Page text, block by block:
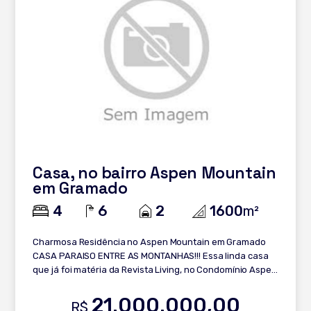
vizinhos; - Lounge externo com saúna úmida; - Piso
aquecido em todo espaço interno; - Sistema de
automação e elevador central; - Sistema de aspiração
central; - 2 vagas de garagem. Entre em contato com a
nossa especialista e saiba mais!
Casa, no bairro Aspen Mountain
em Gramado
4 6 2 1600m²
Charmosa Residência no Aspen Mountain em Gramado
CASA PARAISO ENTRE AS MONTANHAS!!! Essa linda casa
que já foi matéria da Revista Living, no Condomínio Aspen
sobre o Vale, foi pensada nos mínimos detalhes para
R$ 21.000.000,00